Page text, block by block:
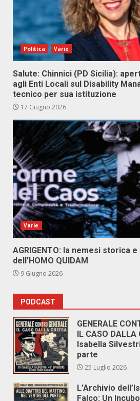
Politica Varie
Salute: Chinnici (PD Sicilia):
agli Enti Locali sul Disability
tecnico per sua istituzione
17 Giugno 2026
Varie
AGRIGENTO: la nemesi storica
dell’HOMO QUIDAM
9 Giugno 2026
PODCAST
GENERALE
IL CASO DALLA
Isabella
parte
25 Luglio 2026
L’Archivio
Falco: Un